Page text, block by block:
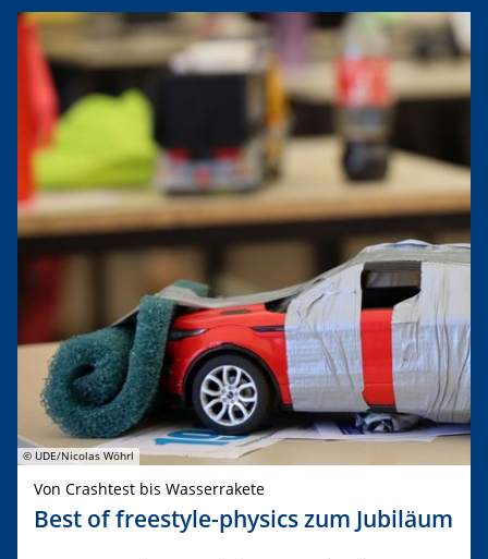
© UDE/Nicolas Wöhrl
Von Crashtest bis Wasserrakete
Best of freestyle-physics zum Jubiläum